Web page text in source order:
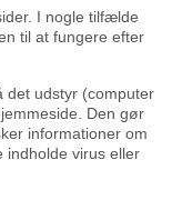
I nogle tilfælde
til at fungere efter
det udstyr (computer
Den gør
informationer om
indholde virus eller